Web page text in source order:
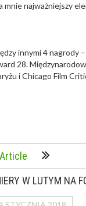
najważniejszy
innymi 4 nagrody
28.
i Chicago Film
W LUTYM NA